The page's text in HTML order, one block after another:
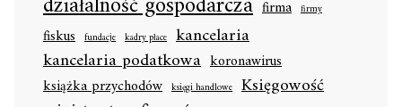
firma firmy
fiskus fundacje kadry płace kancelaria
kancelaria podatkowa koronawirus
książka przychodów księgi handlowe Księgowość